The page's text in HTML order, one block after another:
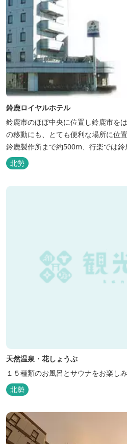
鈴鹿ロイヤルホテル
鈴鹿市のほぼ中央に位置し鈴鹿市を
の移動にも、とても便利な場所に位
鈴鹿製作所まで約500m、行楽では
ロ、スポーツ行事では鈴鹿スポーツ
も近い場所にあります。亀山市への
北勢
天然温泉・花しょうぶ
１５種類のお風呂とサウナをお楽し
北勢